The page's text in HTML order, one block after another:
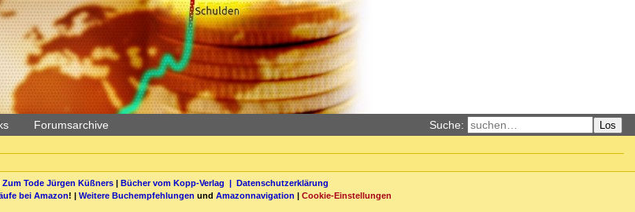
Forumsarchive Suche: Los
Zum Tode Jürgen Küßners| Bücher vom Kopp-Verlag | Datenschutzerklärung
bei Amazon! | Weitere Buchempfehlungen und Amazonnavigation | Cookie-Einstellungen